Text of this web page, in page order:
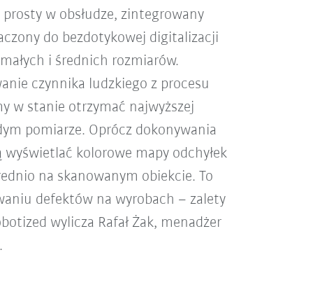
w obsłudze, zintegrowany
do bezdotykowej digitalizacji
i średnich rozmiarów.
czynnika ludzkiego z procesu
w stanie otrzymać najwyższej
pomiarze. Oprócz dokonywania
kolorowe mapy odchyłek
na skanowanym obiekcie. To
defektów na wyrobach – zalety
wylicza Rafał Żak, menadżer